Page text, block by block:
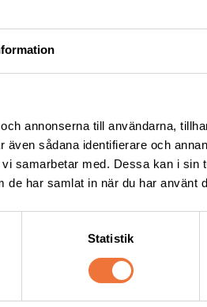
annonserna till användarna,
sådana identifierare och
samarbetar med. Dessa kan i sin
de har samlat in när du har använt
Statistik
även